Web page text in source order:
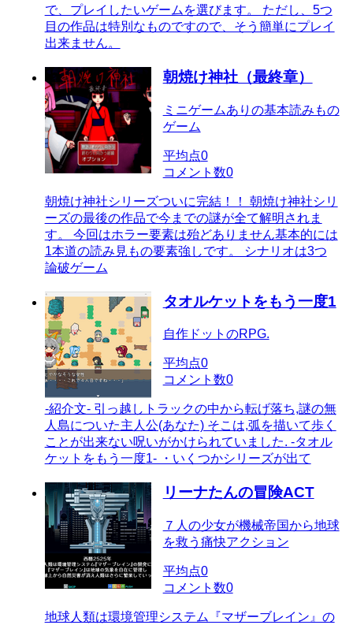
で、プレイしたいゲームを選びます。 ただし、5つ
目の作品は特別なものですので、そう簡単にプレイ
出来ません。
朝焼け神社（最終章）
ミニゲームありの基本読みもの
ゲーム
平均点0
コメント数0
朝焼け神社シリーズついに完結！！ 朝焼け神社シリ
ーズの最後の作品で今までの謎が全て解明されま
す。 今回はホラー要素は殆どありません基本的には
1本道の読み見もの要素強しです。 シナリオは3つ
論破ゲーム
タオルケットをもう一度1
自作ドットのRPG.
平均点0
コメント数0
-紹介文- 引っ越しトラックの中から転げ落ち,謎の無
人島についた主人公(あなた) そこは,弧を描いて歩く
ことが出来ない呪いがかけられていました. -タオル
ケットをもう一度1- ・いくつかシリーズが出て
リーナたんの冒険ACT
７人の少女が機械帝国から地球
を救う痛快アクション
平均点0
コメント数0
地球人類は環境管理システム『マザーブレイン』の